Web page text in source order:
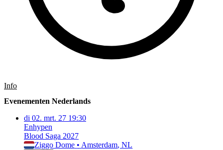
Info
Evenementen Nederlands
di 02. mrt. 27 19:30
Enhypen
Blood Saga 2027
Ziggo Dome • Amsterdam, NL